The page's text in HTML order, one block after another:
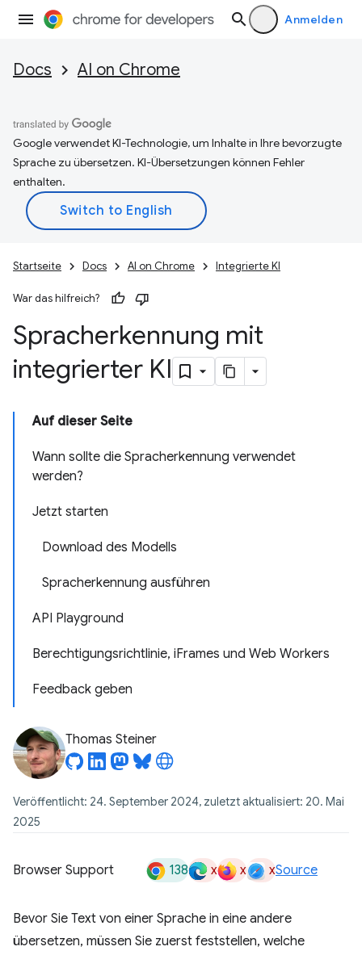
Anmelden
Docs AI on Chrome
Google verwendet KI-Technologie, um Inhalte in Ihre bevorzugte
Sprache zu übersetzen. KI-Übersetzungen können Fehler
enthalten.
Startseite Docs AI on Chrome Integrierte KI
War das hilfreich?
Spracherkennung mit
integrierter KI
Auf dieser Seite
Wann sollte die Spracherkennung verwendet
werden?
Jetzt starten
Download des Modells
Spracherkennung ausführen
API Playground
Berechtigungsrichtlinie, iFrames und Web Workers
Feedback geben
Thomas Steiner
Veröffentlicht: 24. September 2024, zuletzt aktualisiert: 20. Mai
2025
Browser Support 138 x x xSource
Bevor Sie Text von einer Sprache in eine andere
übersetzen, müssen Sie zuerst feststellen, welche